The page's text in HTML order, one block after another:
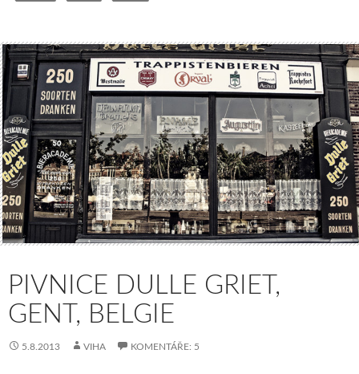
PIVNICE DULLE GRIET,
GENT, BELGIE
5.8.2013 VIHA KOMENTÁŘE: 5